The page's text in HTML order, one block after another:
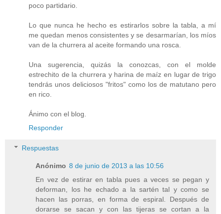
poco partidario.
Lo que nunca he hecho es estirarlos sobre la tabla, a mí
me quedan menos consistentes y se desarmarían, los míos
van de la churrera al aceite formando una rosca.
Una sugerencia, quizás la conozcas, con el molde
estrechito de la churrera y harina de maíz en lugar de trigo
tendrás unos deliciosos "fritos" como los de matutano pero
en rico.
Ánimo con el blog.
Responder
Respuestas
Anónimo 8 de junio de 2013 a las 10:56
En vez de estirar en tabla pues a veces se pegan y
deforman, los he echado a la sartén tal y como se
hacen las porras, en forma de espiral. Después de
dorarse se sacan y con las tijeras se cortan a la